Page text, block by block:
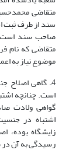
متقاضی
سند از طرف ثبت
صاحب سند است
متقاضی که نام
موضوع نیاز به
4ـ گاهی
است. چنانچه
گواهی ولادت
اشتباه در
زایشگاه بوده،
رسیدگی به آن